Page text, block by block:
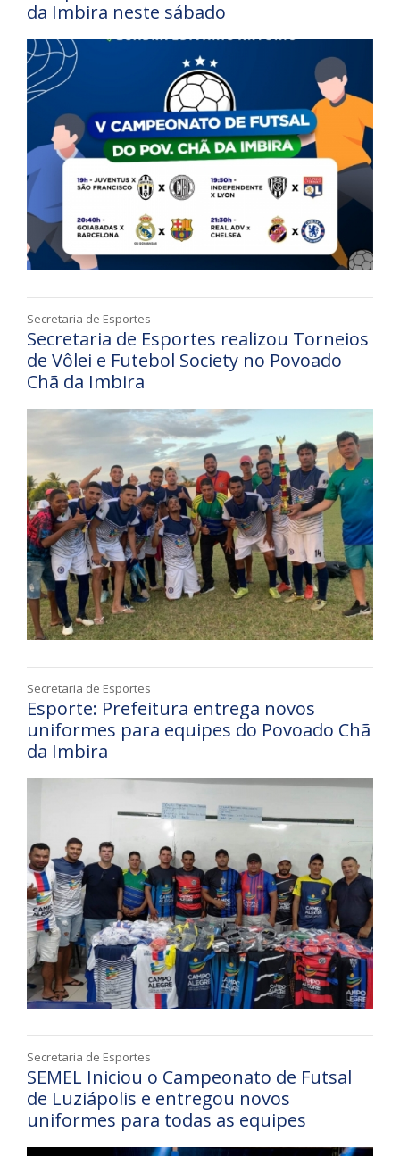
da Imbira neste sábado
Secretaria de Esportes
Secretaria de Esportes realizou Torneios
de Vôlei e Futebol Society no Povoado
Chã da Imbira
Secretaria de Esportes
Esporte: Prefeitura entrega novos
uniformes para equipes do Povoado Chã
da Imbira
Secretaria de Esportes
SEMEL Iniciou o Campeonato de Futsal
de Luziápolis e entregou novos
uniformes para todas as equipes